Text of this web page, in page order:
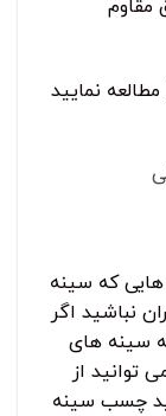
مقاوم
نمایید
هایی که سینه
نباشید اگر
سینه های
توانید از
چسب سینه